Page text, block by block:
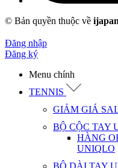
© Bản quyền thuộc về
Đăng nhập
Đăng ký
Menu chính
TENNIS
GIẢM GIÁ
BỘ CỘC TAY
HÀNG
UNIQLO
BỘ DÀI TAY